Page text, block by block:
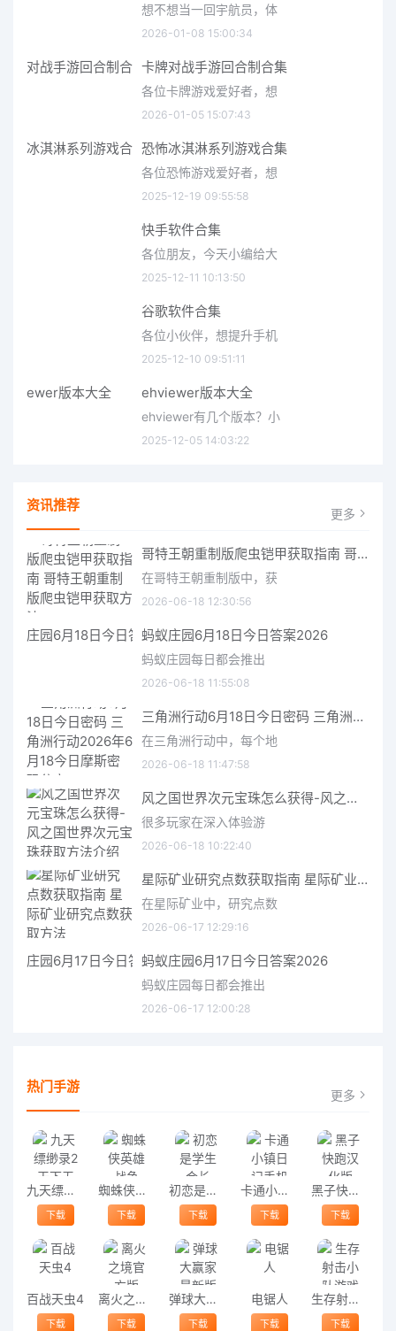
想不想当一回宇航员，体
2026-01-08 15:00:34
卡牌对战手游回合制合集
各位卡牌游戏爱好者，想
2026-01-05 15:07:43
恐怖冰淇淋系列游戏合集
各位恐怖游戏爱好者，想
2025-12-19 09:55:58
快手软件合集
各位朋友，今天小编给大
2025-12-11 10:13:50
谷歌软件合集
各位小伙伴，想提升手机
2025-12-10 09:51:11
ehviewer版本大全
ehviewer有几个版本？小
2025-12-05 14:03:22
资讯推荐 更多
哥特王朝重制版爬虫铠甲获取指南 哥特王朝重制版爬虫铠甲获取方法
在哥特王朝重制版中，获
2026-06-18 12:30:56
蚂蚁庄园6月18日今日答案2026
蚂蚁庄园每日都会推出
2026-06-18 11:55:08
三角洲行动6月18日今日密码 三角洲行动2026年6月18今日摩斯密码分享
在三角洲行动中，每个地
2026-06-18 11:47:58
风之国世界次元宝珠怎么获得-风之国世界次元宝珠获取方法介绍
很多玩家在深入体验游
2026-06-18 10:22:40
星际矿业研究点数获取指南 星际矿业研究点数获取方法
在星际矿业中，研究点数
2026-06-17 12:29:16
蚂蚁庄园6月17日今日答案2026
蚂蚁庄园每日都会推出
2026-06-17 12:00:28
热门手游 更多
九天缥缈录2天下无双内购破解版
下载
蜘蛛侠英雄战争
下载
初恋是学生会长
下载
卡通小镇日记手机版
下载
黑子快跑汉化版
下载
百战天虫4
下载
离火之境官方版
下载
弹球大赢家最新版
下载
电锯人
下载
生存射击小队游戏
下载